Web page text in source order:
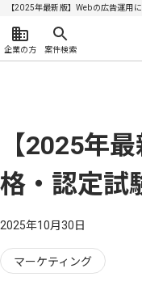
【2025年最新版】Webの広告運用
企業の方 案件検索
【2025年
格・認定試
2025年10月30日
マーケティング